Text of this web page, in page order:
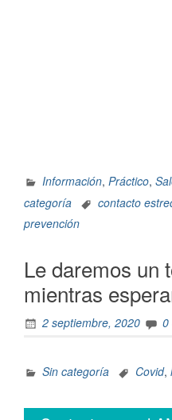
Información, Práctico,
categoría
contacto
prevención
Le daremos un
mientras
2 septiembre, 2020 0
Sin categoría Covid,